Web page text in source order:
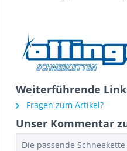
Weiterführende
Fragen zum Artikel?
Unser Kommentar
Die passende